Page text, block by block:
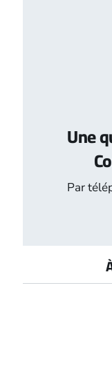
Une
Par